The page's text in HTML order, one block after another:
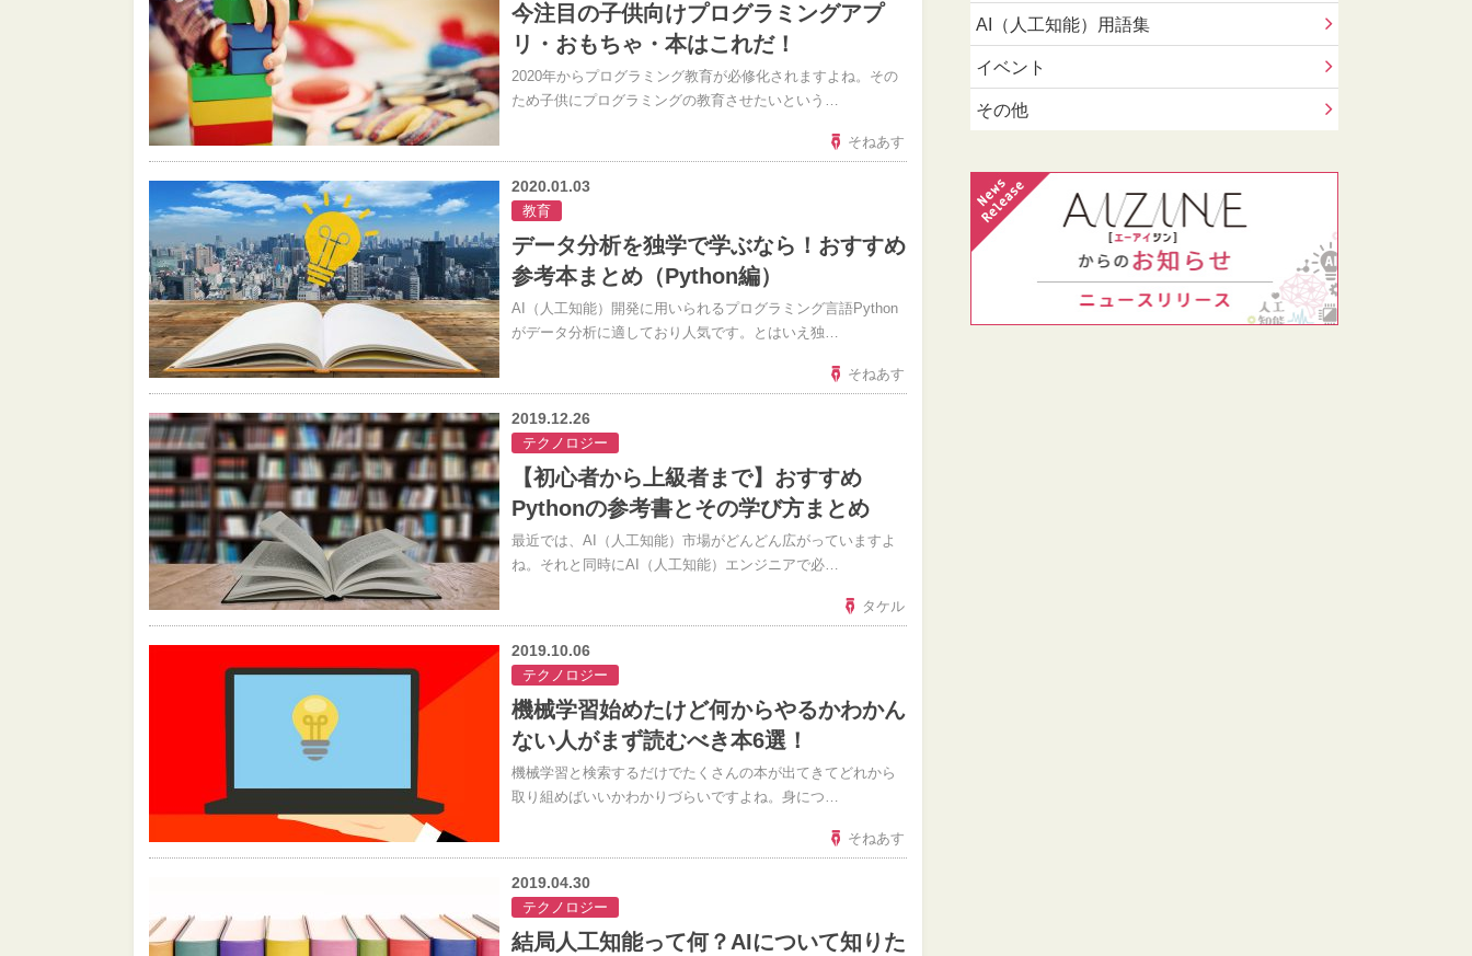
今注目の子供向けプログラミングアプ
リ・おもちゃ・本はこれだ！
2020年からプログラミング教育が必修化されますよね。その
ため子供にプログラミングの教育させたいという…
そねあす
2020.01.03
教育
データ分析を独学で学ぶなら！おすすめ
参考本まとめ（Python編）
AI（人工知能）開発に用いられるプログラミング言語Python
がデータ分析に適しており人気です。とはいえ独…
そねあす
2019.12.26
テクノロジー
【初心者から上級者まで】おすすめ
Pythonの参考書とその学び方まとめ
最近では、AI（人工知能）市場がどんどん広がっていますよ
ね。それと同時にAI（人工知能）エンジニアで必…
タケル
2019.10.06
テクノロジー
機械学習始めたけど何からやるかわかん
ない人がまず読むべき本6選！
機械学習と検索するだけでたくさんの本が出てきてどれから
取り組めばいいかわかりづらいですよね。身につ…
そねあす
2019.04.30
テクノロジー
結局人工知能って何？AIについて知りた
AI（人工知能）用語集
イベント
その他